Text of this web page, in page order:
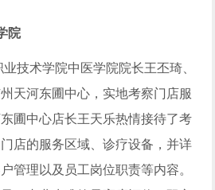
院
技术学院中医学院院长王丕琦、
天河东圃中心，实地考察门店服
圃中心店长王天乐热情接待了考
店的服务区域、诊疗设备，并详
管理以及员工岗位职责等内容。